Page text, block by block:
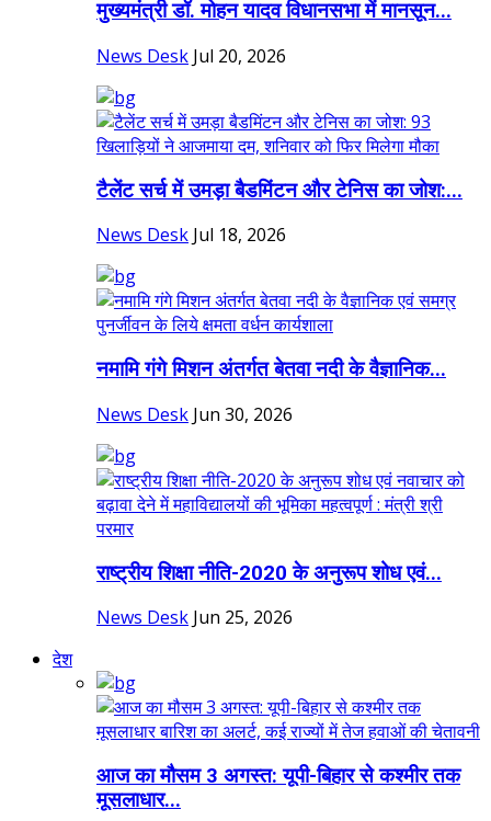
मुख्यमंत्री डॉ. मोहन यादव विधानसभा में मानसून...
News Desk Jul 20, 2026
टैलेंट सर्च में उमड़ा बैडमिंटन और टेनिस का जोश:...
News Desk Jul 18, 2026
नमामि गंगे मिशन अंतर्गत बेतवा नदी के वैज्ञानिक...
News Desk Jun 30, 2026
राष्ट्रीय शिक्षा नीति-2020 के अनुरूप शोध एवं...
News Desk Jun 25, 2026
देश
आज का मौसम 3 अगस्त: यूपी-बिहार से कश्मीर तक
मूसलाधार...